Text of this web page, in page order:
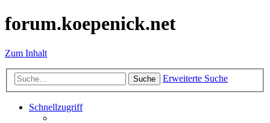
forum.koepenick.net
Zum Inhalt
Suche Erweiterte Suche
Schnellzugriff